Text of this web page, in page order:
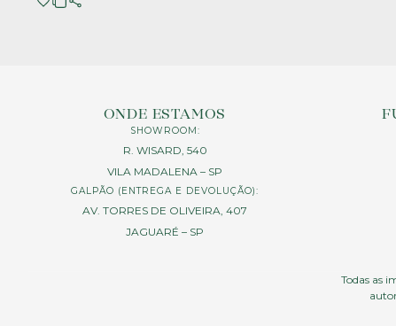
ONDE ESTAMOS
SHOWROOM:
R. WISARD, 540
VILA MADALENA – SP
GALPÃO (ENTREGA E DEVOLUÇÃO):
AV. TORRES DE OLIVEIRA, 407
JAGUARÉ – SP
Todas as